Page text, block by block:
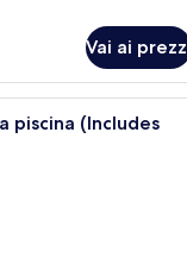
Vai ai
camera d'albergo con un
piscina (Includes